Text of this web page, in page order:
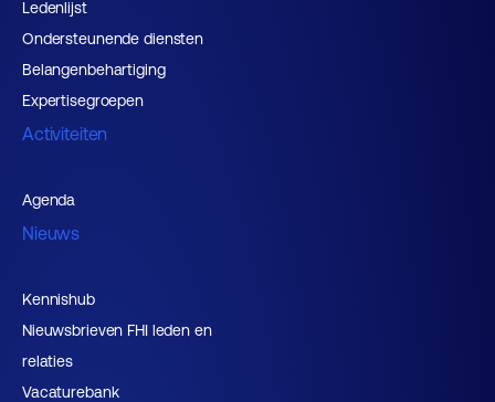
Ledenlijst
Ondersteunende diensten
Belangenbehartiging
Expertisegroepen
Activiteiten
Agenda
Nieuws
Kennishub
Nieuwsbrieven FHI leden en
relaties
Vacaturebank